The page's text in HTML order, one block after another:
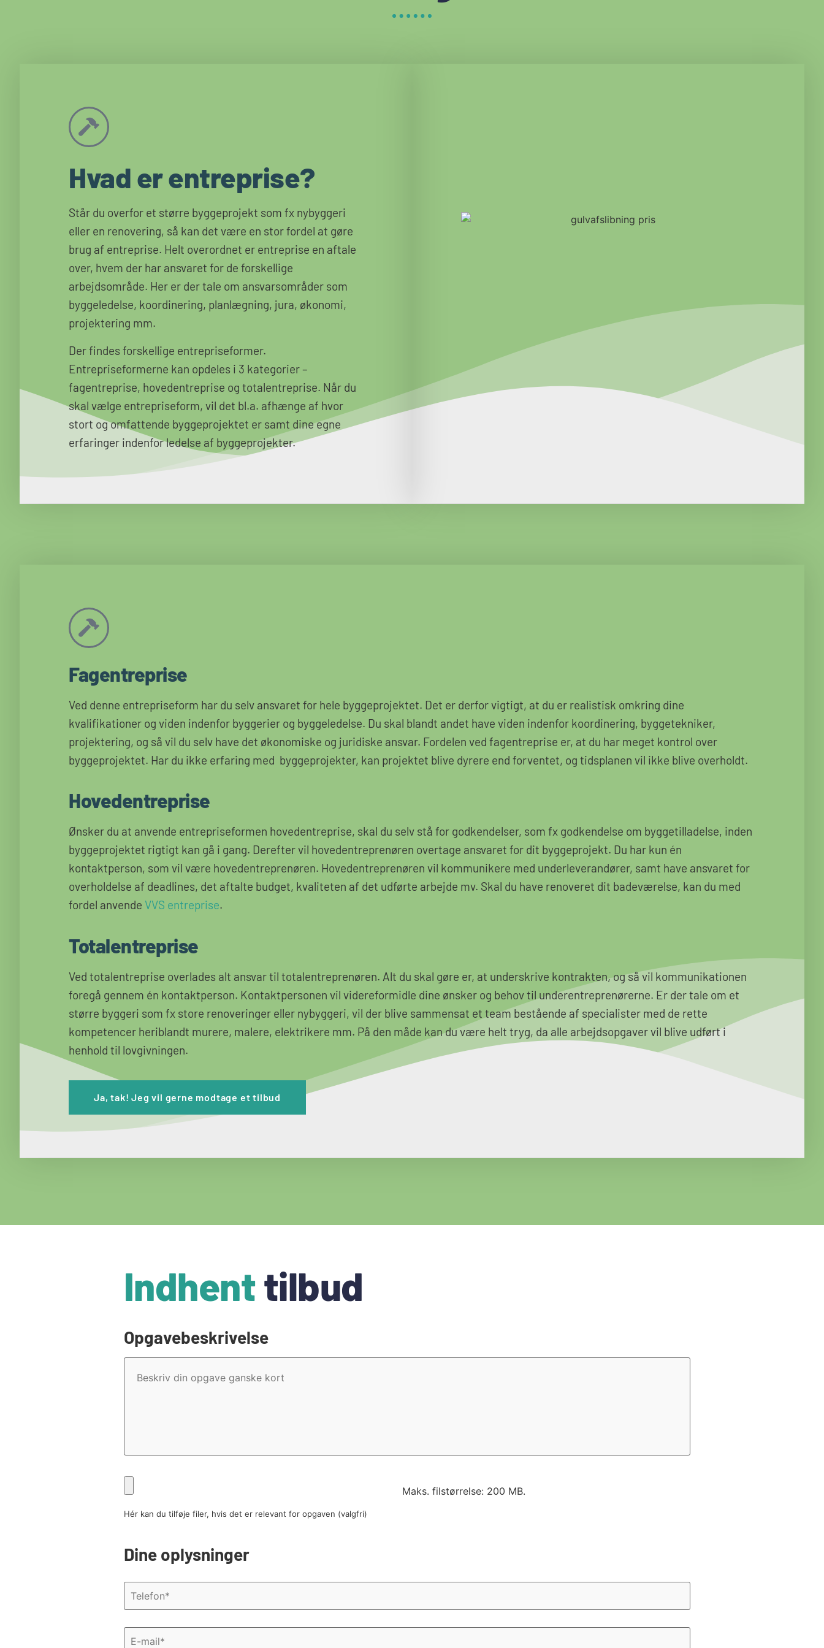
Hvad er entreprise?
Står du overfor et større byggeprojekt som fx nybyggeri
eller en renovering, så kan det være en stor fordel at gøre
brug af entreprise. Helt overordnet er entreprise en aftale
over, hvem der har ansvaret for de forskellige
arbejdsområde. Her er der tale om ansvarsområder som
byggeledelse, koordinering, planlægning, jura, økonomi,
projektering mm.
Der findes forskellige entrepriseformer.
Entrepriseformerne kan opdeles i 3 kategorier –
fagentreprise, hovedentreprise og totalentreprise. Når du
skal vælge entrepriseform, vil det bl.a. afhænge af hvor
stort og omfattende byggeprojektet er samt dine egne
erfaringer indenfor ledelse af byggeprojekter.
Fagentreprise
Ved denne entrepriseform har du selv ansvaret for hele byggeprojektet. Det er derfor vigtigt, at du er realistisk omkring dine
kvalifikationer og viden indenfor byggerier og byggeledelse. Du skal blandt andet have viden indenfor koordinering, byggetekniker,
projektering, og så vil du selv have det økonomiske og juridiske ansvar. Fordelen ved fagentreprise er, at du har meget kontrol over
byggeprojektet. Har du ikke erfaring med byggeprojekter, kan projektet blive dyrere end forventet, og tidsplanen vil ikke blive overholdt.
Hovedentreprise
Ønsker du at anvende entrepriseformen hovedentreprise, skal du selv stå for godkendelser, som fx godkendelse om byggetilladelse, inden
byggeprojektet rigtigt kan gå i gang. Derefter vil hovedentreprenøren overtage ansvaret for dit byggeprojekt. Du har kun én
kontaktperson, som vil være hovedentreprenøren. Hovedentreprenøren vil kommunikere med underleverandører, samt have ansvaret for
overholdelse af deadlines, det aftalte budget, kvaliteten af det udførte arbejde mv. Skal du have renoveret dit badeværelse, kan du med
fordel anvende VVS entreprise.
Totalentreprise
Ved totalentreprise overlades alt ansvar til totalentreprenøren. Alt du skal gøre er, at underskrive kontrakten, og så vil kommunikationen
foregå gennem én kontaktperson. Kontaktpersonen vil videreformidle dine ønsker og behov til underentreprenørerne. Er der tale om et
større byggeri som fx store renoveringer eller nybyggeri, vil der blive sammensat et team bestående af specialister med de rette
kompetencer heriblandt murere, malere, elektrikere mm. På den måde kan du være helt tryg, da alle arbejdsopgaver vil blive udført i
henhold til lovgivningen.
Ja, tak! Jeg vil gerne modtage et tilbud
Indhenttilbud
Opgavebeskrivelse
Fil
Maks. filstørrelse: 200 MB.
Hér kan du tilføje filer, hvis det er relevant for opgaven (valgfri)
Dine oplysninger
Telefon *
E-
mail *